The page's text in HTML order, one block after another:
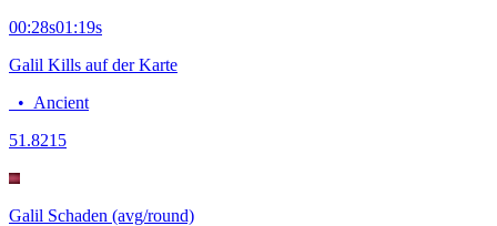
00:28s01:19s
Galil Kills auf der Karte
• Ancient
51.8215
Galil Schaden (avg/round)